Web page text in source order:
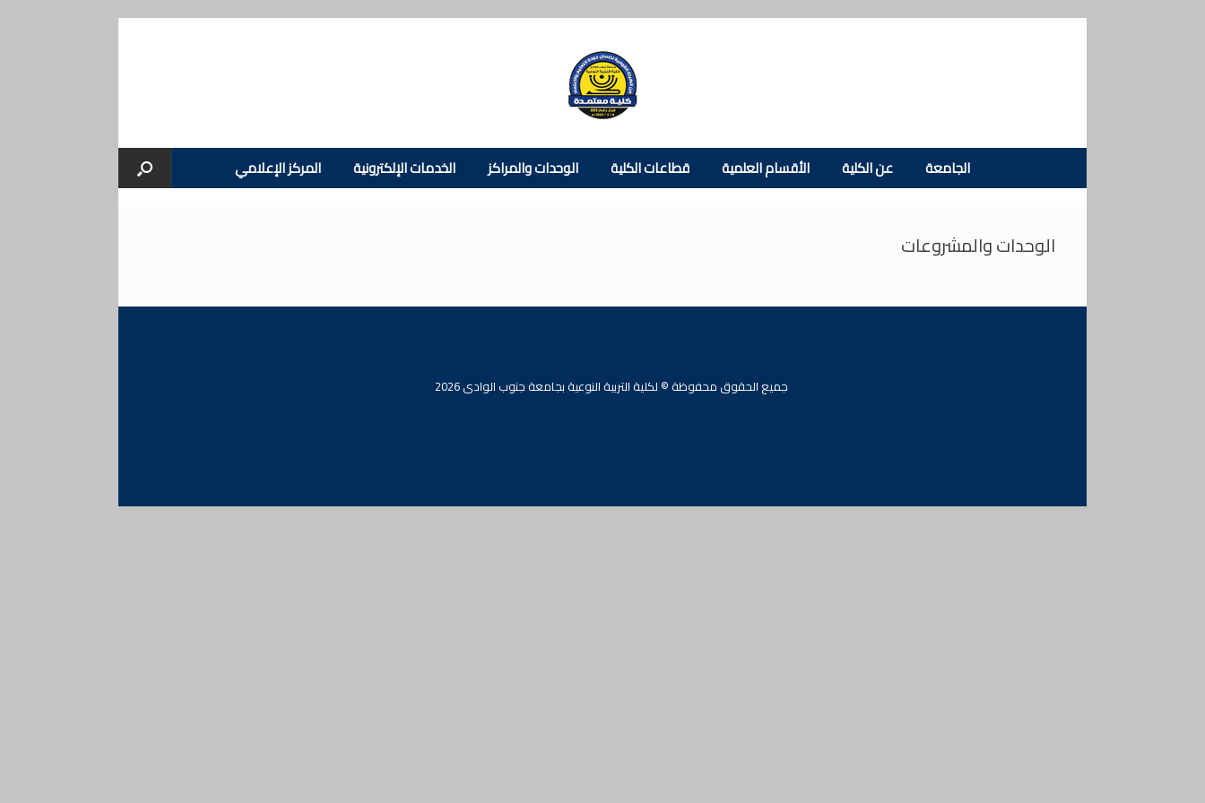
Skip
الجامعة عن الكلية الأقسام العلمية قطاعات الكلية الوحدات والمراكز الخدمات الإلكترونية المركز الإعلامي
الوحدات والمشروعات
جميع الحقوق محفوظة © لكلية التربية النوعية بجامعة جنوب الوادى 2026